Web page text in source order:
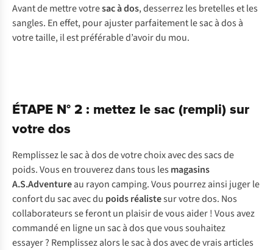
Avant de mettre votresac à dos, desserrez les bretelles et les
sangles. En effet, pour ajuster parfaitement le sac à dos à
votre taille, il est préférable d’avoir du mou.
ÉTAPE N° 2 : mettez le sac (rempli) sur
votre dos
Remplissez le sac à dos de votre choix avec des sacs de
poids. Vous en trouverez dans tous les magasins
A.S.Adventureau rayon camping. Vous pourrez ainsi juger le
confort du sac avec du poids réalistesur votre dos. Nos
collaborateurs se feront un plaisir de vous aider ! Vous avez
commandé en ligne un sac à dos que vous souhaitez
essayer ? Remplissez alors le sac à dos avec de vrais articles